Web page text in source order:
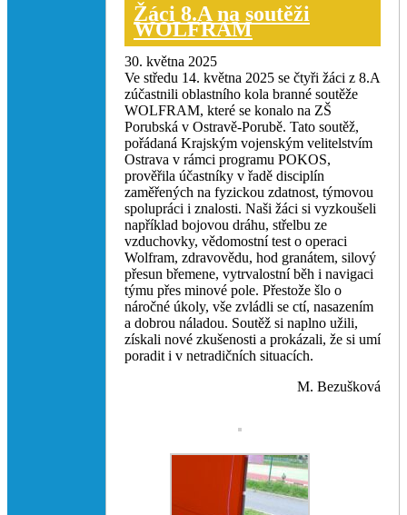
Žáci 8.A na soutěži
WOLFRAM
30. května 2025
Ve středu 14. května 2025 se čtyři žáci z 8.A
zúčastnili oblastního kola branné soutěže
WOLFRAM, které se konalo na ZŠ
Porubská v Ostravě-Porubě. Tato soutěž,
pořádaná Krajským vojenským velitelstvím
Ostrava v rámci programu POKOS,
prověřila účastníky v řadě disciplín
zaměřených na fyzickou zdatnost, týmovou
spolupráci i znalosti. Naši žáci si vyzkoušeli
například bojovou dráhu, střelbu ze
vzduchovky, vědomostní test o operaci
Wolfram, zdravovědu, hod granátem, silový
přesun břemene, vytrvalostní běh i navigaci
týmu přes minové pole. Přestože šlo o
náročné úkoly, vše zvládli se ctí, nasazením
a dobrou náladou. Soutěž si naplno užili,
získali nové zkušenosti a prokázali, že si umí
poradit i v netradičních situacích.
M. Bezušková